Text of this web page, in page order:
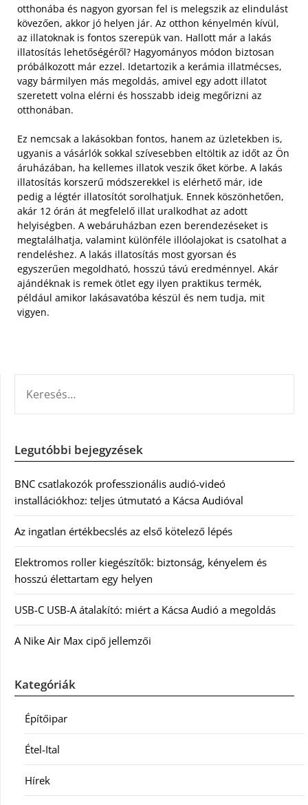
otthonába és nagyon gyorsan fel is melegszik az elindulást
kövezően, akkor jó helyen jár. Az otthon kényelmén kívül,
az illatoknak is fontos szerepük van. Hallott már a lakás
illatosítás lehetőségéről? Hagyományos módon biztosan
próbálkozott már ezzel. Idetartozik a kerámia illatmécses,
vagy bármilyen más megoldás, amivel egy adott illatot
szeretett volna elérni és hosszabb ideig megőrizni az
otthonában.
Ez nemcsak a lakásokban fontos, hanem az üzletekben is,
ugyanis a vásárlók sokkal szívesebben eltöltik az időt az Ön
áruházában, ha kellemes illatok veszik őket körbe. A lakás
illatosítás korszerű módszerekkel is elérhető már, ide
pedig a légtér illatosítót sorolhatjuk. Ennek köszönhetően,
akár 12 órán át megfelelő illat uralkodhat az adott
helyiségben. A webáruházban ezen berendezéseket is
megtalálhatja, valamint különféle illóolajokat is csatolhat a
rendeléshez. A lakás illatosítás most gyorsan és
egyszerűen megoldható, hosszú távú eredménnyel. Akár
ajándéknak is remek ötlet egy ilyen praktikus termék,
például amikor lakásavatóba készül és nem tudja, mit
vigyen.
Legutóbbi bejegyzések
BNC csatlakozók professzionális audió-videó
installációkhoz: teljes útmutató a Kácsa Audióval
Az ingatlan értékbecslés az első kötelező lépés
Elektromos roller kiegészítők: biztonság, kényelem és
hosszú élettartam egy helyen
USB-C USB-A átalakító: miért a Kácsa Audió a megoldás
A Nike Air Max cipő jellemzői
Kategóriák
Építőipar
Étel-Ital
Hírek